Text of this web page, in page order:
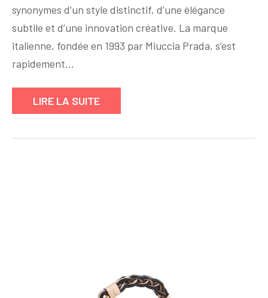
Sacs
à
Main
synonymes d’un style distinctif, d’une élégance
subtile et d’une innovation créative. La marque
italienne, fondée en 1993 par Miuccia Prada, s’est
rapidement…
LIRE LA SUITE